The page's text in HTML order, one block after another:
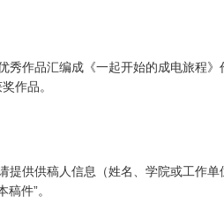
秀作品汇编成《一起开始的成电旅程
作品。
供供稿人信息（姓名、学院或工作
件”。